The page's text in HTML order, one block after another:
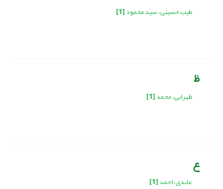
طیب حسینی، سید محمود[1]
ظ
ظهرابی، محمد[1]
ع
عابدی، احمد[1]